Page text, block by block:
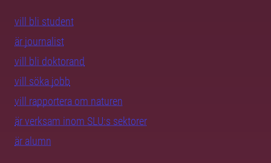
vill bli student
är journalist
vill bli doktorand
vill söka jobb
vill rapportera om naturen
är verksam inom SLU:s sektorer
är alumn